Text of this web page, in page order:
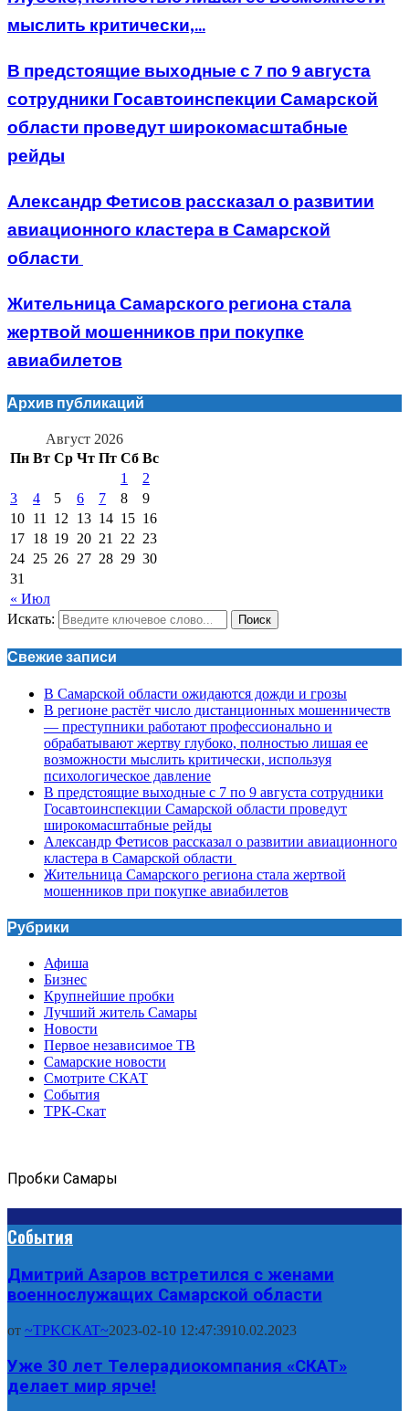
мыслить критически,...
В предстоящие выходные с 7 по 9 августа
сотрудники Госавтоинспекции Самарской
области проведут широкомасштабные
рейды
Александр Фетисов рассказал о развитии
авиационного кластера в Самарской
области
Жительница Самарского региона стала
жертвой мошенников при покупке
авиабилетов
Архив публикаций
Август 2026
Пн Вт Ср Чт Пт Сб Вс
« Июл
1
2
3
4 5 6 7 8
9
10 11 12 13 14 15 16
17 18 19 20 21 22 23
24 25 26 27 28 29 30
31
Искать: Поиск
Свежие записи
В Самарской области ожидаются дожди и грозы
В регионе растёт число дистанционных мошенничеств
— преступники работают профессионально и
обрабатывают жертву глубоко, полностью лишая ее
возможности мыслить критически, используя
психологическое давление
В предстоящие выходные с 7 по 9 августа сотрудники
Госавтоинспекции Самарской области проведут
широкомасштабные рейды
Александр Фетисов рассказал о развитии авиационного
кластера в Самарской области
Жительница Самарского региона стала жертвой
мошенников при покупке авиабилетов
Рубрики
Афиша
Бизнес
Крупнейшие пробки
Лучший житель Самары
Новости
Первое независимое ТВ
Самарские новости
Смотрите СКАТ
События
ТРК-Скат
Пробки Самары
События
Дмитрий Азаров встретился с женами
военнослужащих Самарской области
от ~TPKCKAT~2023-02-10 12:47:3910.02.2023
Уже 30 лет Телерадиокомпания «СКАТ»
делает мир ярче!